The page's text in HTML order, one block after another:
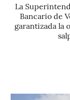
La
Bancario de
garantizada la